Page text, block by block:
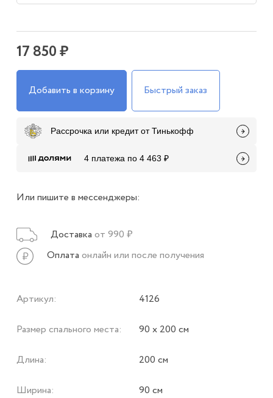
17 850 ₽
Добавить в корзину Быстрый заказ
Рассрочка или кредит от Тинькофф
4 платежа по 4 463 ₽
Или пишите в мессенджеры:
Доставка от 990 ₽
Оплата онлайн или после получения
Артикул: 4126
Размер спального места: 90 х 200 см
Длина: 200 см
Ширина: 90 см